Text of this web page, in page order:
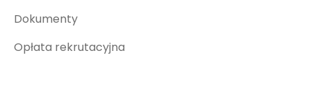
Dokumenty
Opłata rekrutacyjna